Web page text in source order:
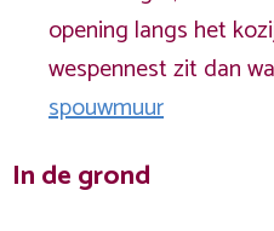
opening langs het
wespennest zit dan
spouwmuur
In de grond